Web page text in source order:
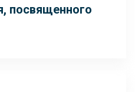
посвященного